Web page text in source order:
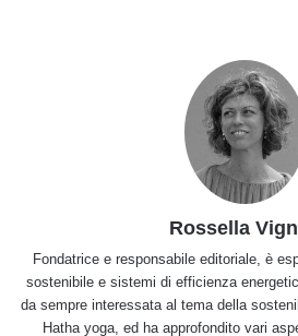
Rossella
Fondatrice e responsabile editoriale, è
sostenibile e sistemi di efficienza
da sempre interessata al tema della
Hatha yoga, ed ha approfondito vari